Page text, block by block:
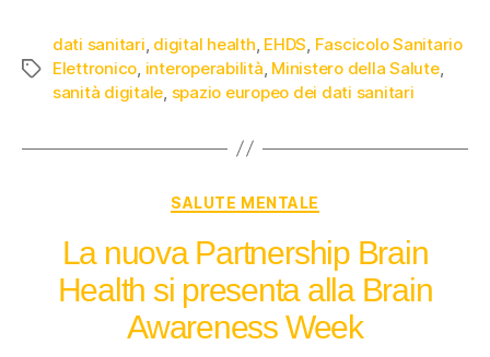
dati sanitari digital health EHDS Fascicolo Sanitario
Elettronico interoperabilità Ministero della Salute,
sanità digitale spazio europeo dei dati sanitari
SALUTE MENTALE
La nuova Partnership Brain
Health si presenta alla Brain
Awareness Week